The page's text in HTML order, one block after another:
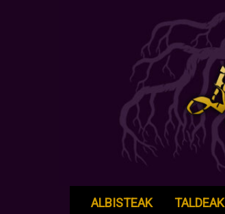
ALBISTEAK TALDEAK